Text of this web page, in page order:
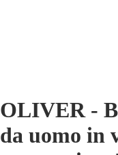
OLIVER -
da uomo in